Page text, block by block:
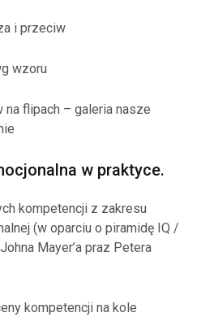
i przeciw
wzoru
na flipach – galeria nasze
w praktyce.
kompetencji z zakresu
(w oparciu o piramidę IQ /
Mayer’a praz Petera
kompetencji na kole